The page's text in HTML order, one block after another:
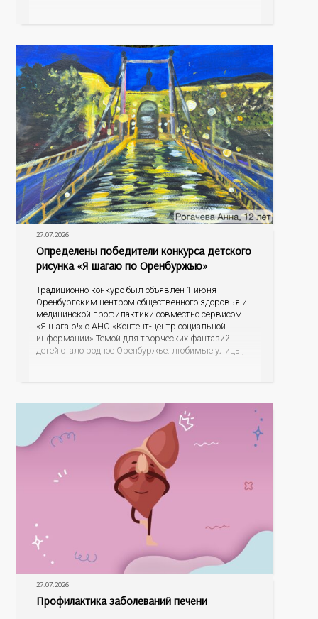
27.07.2026
Определены победители конкурса детского
рисунка «Я шагаю по Оренбуржью»
Традиционно конкурс был объявлен 1 июня
Оренбургским центром общественного здоровья и
медицинской профилактики совместно сервисом
«Я шагаю!» с АНО «Контент-центр социальной
информации» Темой для творческих фантазий
детей стало родное Оренбуржье: любимые улицы,
27.07.2026
Профилактика заболеваний печени